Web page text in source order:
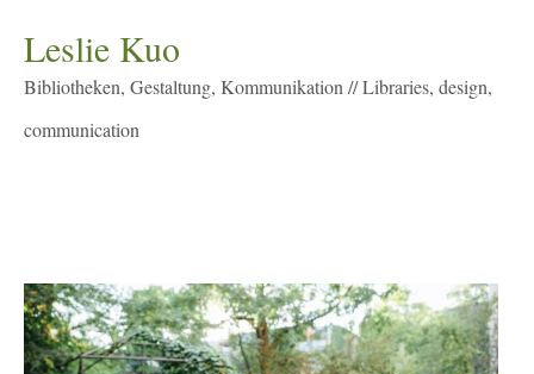
Leslie Kuo
Bibliotheken, Gestaltung, Kommunikation // Libraries, design,
communication